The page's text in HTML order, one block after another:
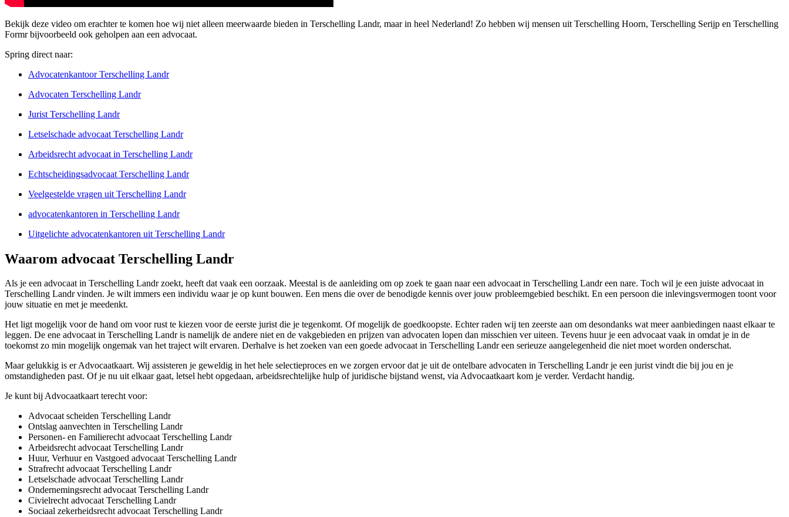
Bekijk deze video om erachter te komen hoe wij niet alleen meerwaarde bieden in Terschelling Landr, maar in heel Nederland! Zo hebben wij mensen uit Terschelling Hoorn, Terschelling Serijp en Terschelling
Formr bijvoorbeeld ook geholpen aan een advocaat.
Spring direct naar:
Advocatenkantoor Terschelling Landr
Advocaten Terschelling Landr
Jurist Terschelling Landr
Letselschade advocaat Terschelling Landr
Arbeidsrecht advocaat in Terschelling Landr
Echtscheidingsadvocaat Terschelling Landr
Veelgestelde vragen uit Terschelling Landr
advocatenkantoren in Terschelling Landr
Uitgelichte advocatenkantoren uit Terschelling Landr
Waarom advocaat Terschelling Landr
Als je een advocaat in Terschelling Landr zoekt, heeft dat vaak een oorzaak. Meestal is de aanleiding om op zoek te gaan naar een advocaat in Terschelling Landr een nare. Toch wil je een juiste advocaat in
Terschelling Landr vinden. Je wilt immers een individu waar je op kunt bouwen. Een mens die over de benodigde kennis over jouw probleemgebied beschikt. En een persoon die inlevingsvermogen toont voor
jouw situatie en met je meedenkt.
Het ligt mogelijk voor de hand om voor rust te kiezen voor de eerste jurist die je tegenkomt. Of mogelijk de goedkoopste. Echter raden wij ten zeerste aan om desondanks wat meer aanbiedingen naast elkaar te
leggen. De ene advocaat in Terschelling Landr is namelijk de andere niet en de vakgebieden en prijzen van advocaten lopen dan misschien ver uiteen. Tevens huur je een advocaat vaak in omdat je in de
toekomst zo min mogelijk ongemak van het traject wilt ervaren. Derhalve is het zoeken van een goede advocaat in Terschelling Landr een serieuze aangelegenheid die niet moet worden onderschat.
Maar gelukkig is er Advocaatkaart. Wij assisteren je geweldig in het hele selectieproces en we zorgen ervoor dat je uit de ontelbare advocaten in Terschelling Landr je een jurist vindt die bij jou en je
omstandigheden past. Of je nu uit elkaar gaat, letsel hebt opgedaan, arbeidsrechtelijke hulp of juridische bijstand wenst, via Advocaatkaart kom je verder. Verdacht handig.
Je kunt bij Advocaatkaart terecht voor:
Advocaat scheiden Terschelling Landr
Ontslag aanvechten in Terschelling Landr
Personen- en Familierecht advocaat Terschelling Landr
Arbeidsrecht advocaat Terschelling Landr
Huur, Verhuur en Vastgoed advocaat Terschelling Landr
Strafrecht advocaat Terschelling Landr
Letselschade advocaat Terschelling Landr
Ondernemingsrecht advocaat Terschelling Landr
Civielrecht advocaat Terschelling Landr
Sociaal zekerheidsrecht advocaat Terschelling Landr